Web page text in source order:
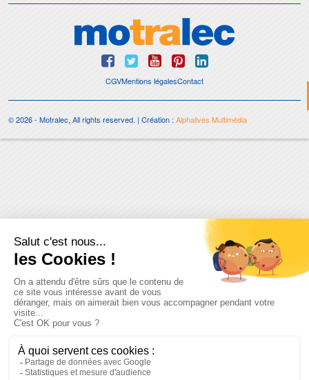
CGVMentions légalesContact
© 2026 - Motralec, All rights reserved. | Création :Alphalives Multimédia